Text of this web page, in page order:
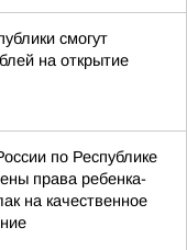
смогут
на открытие
по Республике
права ребенка-
на качественное